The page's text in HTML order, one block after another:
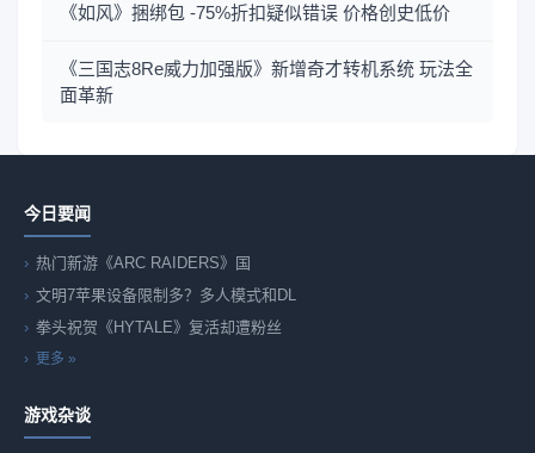
《如风》捆绑包 -75%折扣疑似错误 价格创史低价
《三国志8Re威力加强版》新增奇才转机系统 玩法全
面革新
今日要闻
热门新游《ARC RAIDERS》国
文明7苹果设备限制多？多人模式和DL
拳头祝贺《HYTALE》复活却遭粉丝
更多 »
游戏杂谈